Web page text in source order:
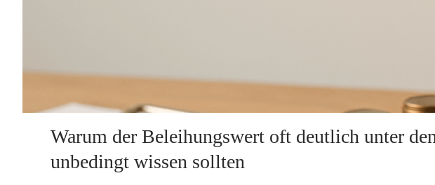
o
Warum der Beleihungswert oft deutlich unter
unbedingt wissen sollten